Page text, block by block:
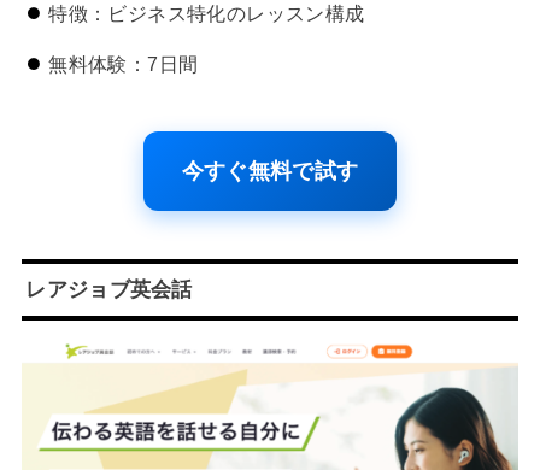
特徴：ビジネス特化のレッスン構成
無料体験：7日間
今すぐ無料で試す
レアジョブ英会話